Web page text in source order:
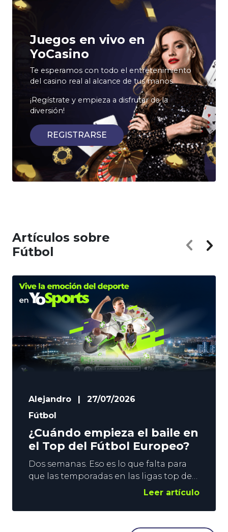
Juegos en vivo en
YoCasino
Te esperamos con todo el entretenimiento
del casino real al alcance de tus manos.
¡Regístrate y empieza a disfrutar de la
diversión!
REGISTRARSE
Artículos sobre
Fútbol
Alejandro
27/07/2026
Fútbol
¿Cuándo empieza el baile en
el Top del Fútbol Europeo?
Dos semanas. Eso es lo que falta para
que las temporadas en las ligas top del
Fútbol Europeo se pongan en marcha.
levanta el telón en Inglaterra, Francia y
España, y una semana después le
Leer artículo